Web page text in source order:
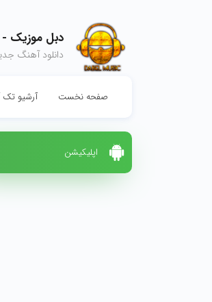
دبل موزیک - DabelMusic
دانلود آهنگ
صفحه نخست آرشیو
اپلیکیشن